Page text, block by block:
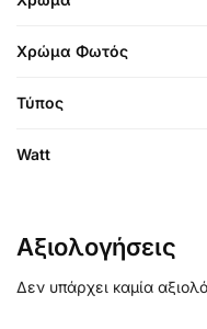
Χρώμα Φωτός
Τύπος
Watt
Αξιολογήσεις
Δεν υπάρχει καμία